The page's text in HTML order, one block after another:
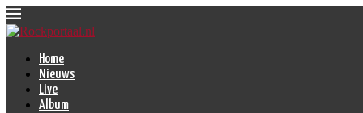
Home
Nieuws
Live
Album